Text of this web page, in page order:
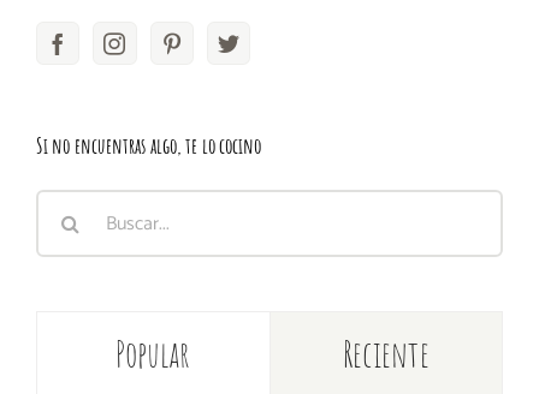
Si no encuentras algo, te lo cocino
Popular Reciente